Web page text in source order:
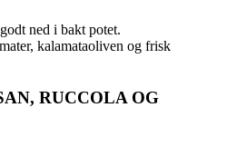
ned i bakt potet.
kalamataoliven og frisk
RUCCOLA OG